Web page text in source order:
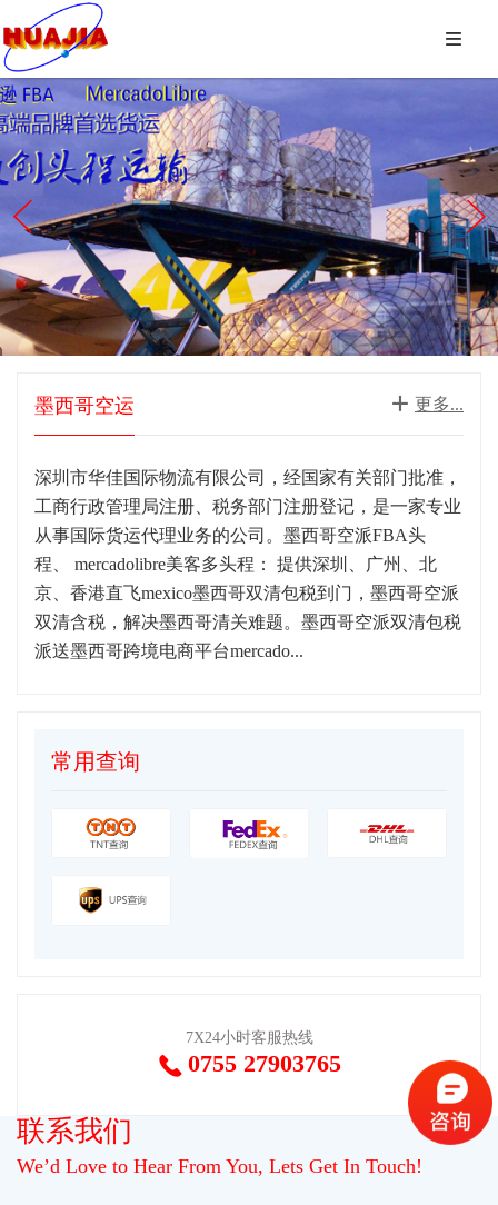

 
 更多...
墨西哥空运
深圳市华佳国际物流有限公司，经国家有关部门批准，
工商行政管理局注册、税务部门注册登记，是一家专业
从事国际货运代理业务的公司。墨西哥空派FBA头
程、 mercadolibre美客多头程： 提供深圳、广州、北
京、香港直飞mexico墨西哥双清包税到门，墨西哥空派
双清含税，解决墨西哥清关难题。墨西哥空派双清包税
派送墨西哥跨境电商平台mercado...
常用查询
7X24小时客服热线
 0755 27903765
联系我们
We’d Love to Hear From You, Lets Get In Touch!